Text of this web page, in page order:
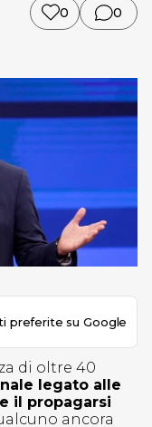
0 0
preferite su Google
di oltre 40
legato alle
il propagarsi
ancora